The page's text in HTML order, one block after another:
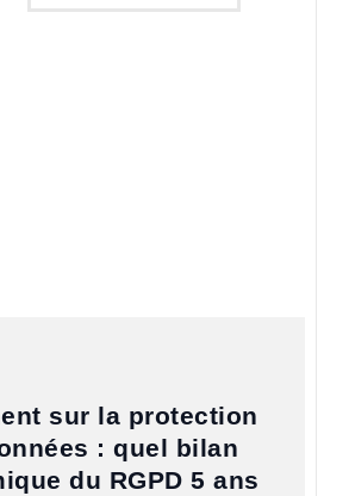
sur la protection
: quel bilan
du RGPD 5 ans